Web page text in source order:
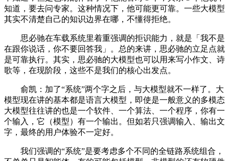
知道，要去问专家。这种情况下，他可能更可靠。一些大模型
其实不清楚自己的知识边界在哪，不懂得拒绝。
思必驰在车载系统里着重强调的拒识能力，就是「我不是
在跟你说话，你不要回答我」。总的来讲，思必驰的立足点就
是可靠执行。其实，思必驰的大模型也可以用来写小作文、诗
歌等，在现阶段，这些不是我们的核心出发点。
俞凯：加了“系统”两个字之后，与大模型就不一样了。大
模型现在讲的基本都是语言大模型，即使是一般意义的多模态
大模型往往讲的也是一个软件、一个算法、一个程序，你有一
个输入，它（模型）有一个输出。但如若只强调输入、输出文
字，最终的用户体验不一定好。
我们强调的“系统”是要考虑多个不同的全链路系统组合，